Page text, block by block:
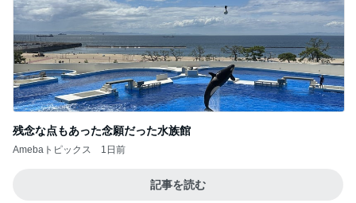
残念な点もあった念願だった水族館
Amebaトピックス 1日前
記事を読む